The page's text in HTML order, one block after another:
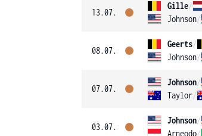
13.07.
Gille/
Johnson/
08.07.
Geerts/
Johnson/
07.07.
Johnson/
Taylor/
03.07.
Johnson/
Arneodo/